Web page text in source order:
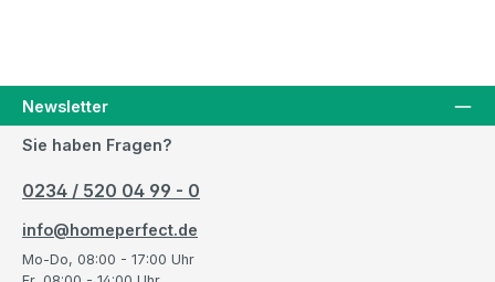
Newsletter
Sie haben Fragen?
0234 / 520 04 99 - 0
info@homeperfect.de
Mo-Do, 08:00 - 17:00 Uhr